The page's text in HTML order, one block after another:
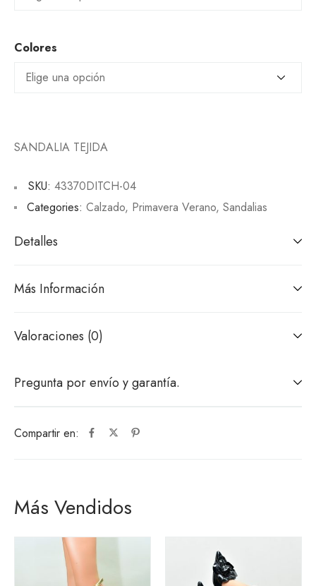
Colores
SANDALIA TEJIDA
Compartir en:
SKU: 43370DITCH-04
Categories: Calzado, Primavera Verano, Sandalias
Detalles
Más Información
Valoraciones (0)
Pregunta por envío y garantía.
Más Vendidos